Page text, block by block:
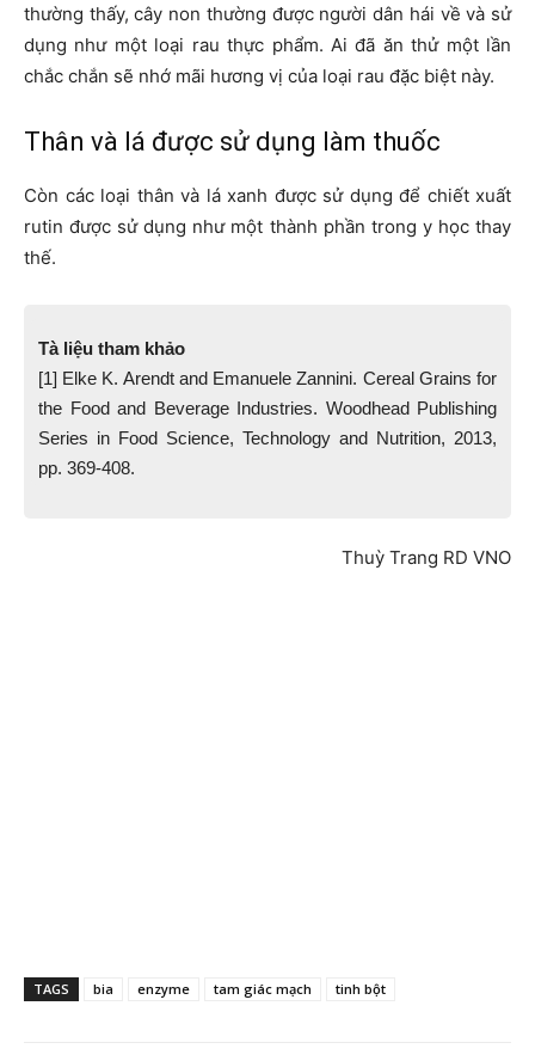
thường thấy, cây non thường được người dân hái về và sử
dụng như một loại rau thực phẩm. Ai đã ăn thử một lần
chắc chắn sẽ nhớ mãi hương vị của loại rau đặc biệt này.
Thân và lá được sử dụng làm thuốc
Còn các loại thân và lá xanh được sử dụng để chiết xuất
rutin được sử dụng như một thành phần trong y học thay
thế.
Tà liệu tham khảo
[1] Elke K. Arendt and Emanuele Zannini. Cereal Grains for
the Food and Beverage Industries. Woodhead Publishing
Series in Food Science, Technology and Nutrition, 2013,
pp. 369-408.
Thuỳ Trang RD VNO
TAGS bia enzyme tam giác mạch tinh bột